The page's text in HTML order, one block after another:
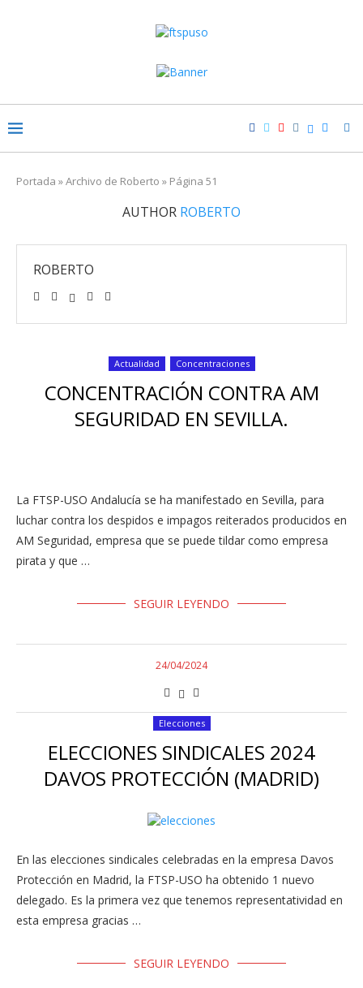
Portada »Archivo de Roberto » Página 51
AUTHOR ROBERTO
ROBERTO
Actualidad Concentraciones
CONCENTRACIÓN CONTRA AM
SEGURIDAD EN SEVILLA.
La FTSP-USO Andalucía se ha manifestado en Sevilla, para
luchar contra los despidos e impagos reiterados producidos en
AM Seguridad, empresa que se puede tildar como empresa
pirata y que …
SEGUIR LEYENDO
24/04/2024
Elecciones
ELECCIONES SINDICALES 2024
DAVOS PROTECCIÓN (MADRID)
En las elecciones sindicales celebradas en la empresa Davos
Protección en Madrid, la FTSP-USO ha obtenido 1 nuevo
delegado. Es la primera vez que tenemos representatividad en
esta empresa gracias …
SEGUIR LEYENDO